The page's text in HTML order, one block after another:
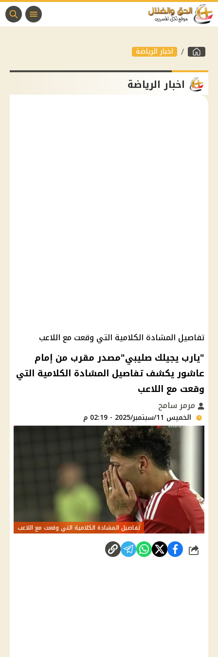
اخبار الرياضة
اخبار الرياضة
تفاصيل المشادة الكلامية التي وقعت مع اللاعب
"يارب يجيلك صليبي"مصدر مقرب من إمام
عاشور يكشف تفاصيل المشادة الكلامية التي
وقعت مع اللاعب
مرمر سامح
الخميس 11/سبتمبر/2025 - 02:19 م
تفاصيل المشادة الكلامية التي وقعت مع اللاعب
شارك